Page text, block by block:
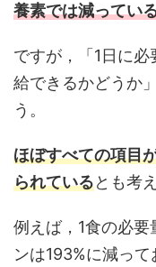
養素では減ってい
ですが，「1日に
給できるかどうか
う。
ほぼすべての項目
られているとも考
例えば，1食の必
ンは193%に減っ